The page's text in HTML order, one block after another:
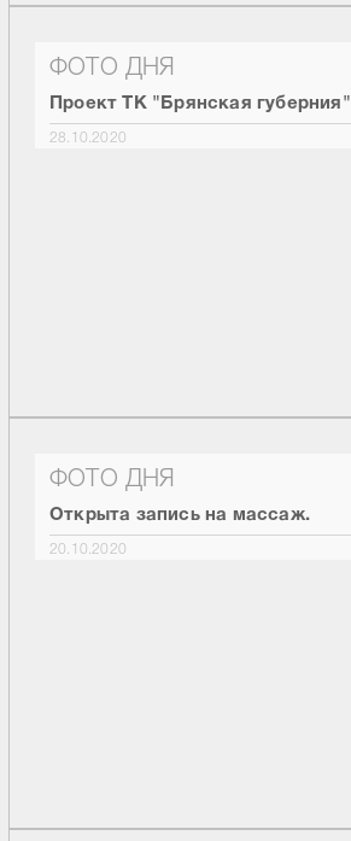
ФОТО ДНЯ
Проект ТК "Брянская губерния"
28.10.2020
ФОТО ДНЯ
Открыта запись на массаж.
20.10.2020